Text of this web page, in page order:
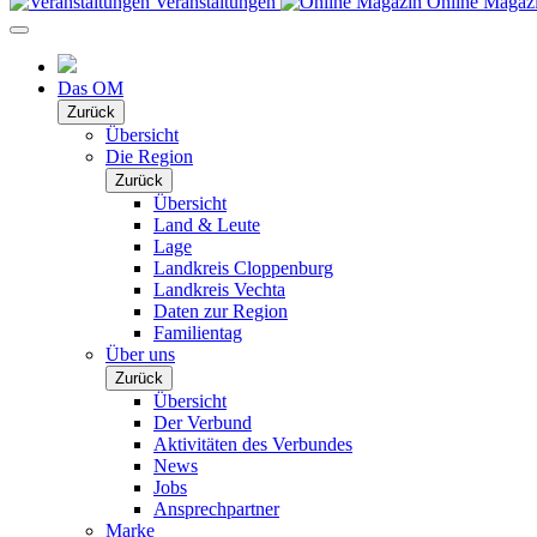
Das OM
Zurück
Übersicht
Die Region
Zurück
Übersicht
Land & Leute
Lage
Landkreis Cloppenburg
Landkreis Vechta
Daten zur Region
Familientag
Über uns
Zurück
Übersicht
Der Verbund
Aktivitäten des Verbundes
News
Jobs
Ansprechpartner
Marke